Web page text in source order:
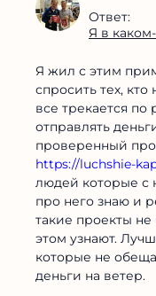
Ответ:
Я в
Я жил с этим
спросить тех,
все трекается
отправлять
проверенный
https://luchshie-
людей которые с
про него знаю и
такие проекты не
этом узнают.
которые не
деньги на ветер.